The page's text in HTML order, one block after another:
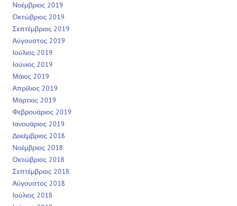
Νοέμβριος 2019
Οκτώβριος 2019
Σεπτέμβριος 2019
Αύγουστος 2019
Ιούλιος 2019
Ιούνιος 2019
Μάιος 2019
Απρίλιος 2019
Μάρτιος 2019
Φεβρουάριος 2019
Ιανουάριος 2019
Δεκέμβριος 2018
Νοέμβριος 2018
Οκτώβριος 2018
Σεπτέμβριος 2018
Αύγουστος 2018
Ιούλιος 2018